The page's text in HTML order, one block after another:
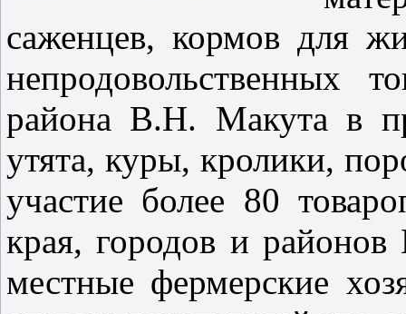
саженцев, кормов для
непродовольственных
района В.Н. Макута в
утята, куры, кролики,
участие более 80
края, городов и районов
местные фермерские